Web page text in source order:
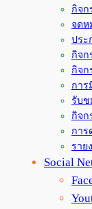
กิจก
จดห
ประ
กิจก
กิจก
การ
รับช
กิจก
การ
ราย
Social